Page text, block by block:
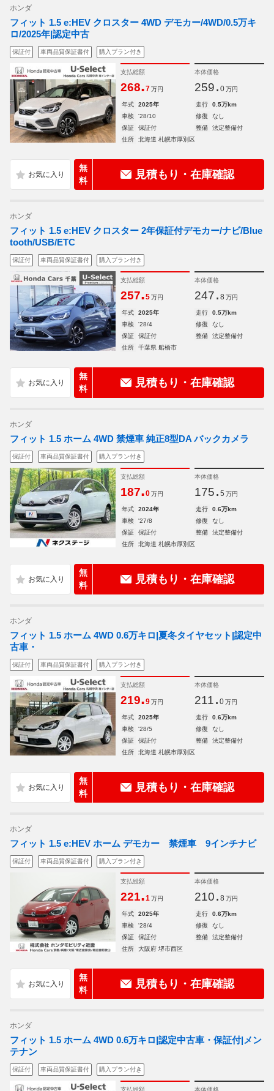
ホンダ
フィット 1.5 e:HEV クロスター 4WD デモカー/4WD/0.5万キ
ロ/2025年|認定中古
保証付 車両品質保証書付 購入プラン付き
支払総額
268.7 万円
本体価格
259. 0 万円
年式 2025年 走行
0.5万km
車検
'28/10 修復
なし
保証
保証付 整備
法定整備付
住所
北海道 札幌市厚別区
無
料
見積もり・在庫確認
ホンダ
フィット 1.5 e:HEV クロスター 2年保証付デモカー/ナビ/Blue
tooth/USB/ETC
保証付 車両品質保証書付 購入プラン付き
支払総額
257.5 万円
本体価格
247. 8 万円
年式 2025年 走行
0.5万km
車検
'28/4 修復
なし
保証
保証付 整備
法定整備付
住所
千葉県 船橋市
無
料
見積もり・在庫確認
ホンダ
フィット 1.5 ホーム 4WD 禁煙車 純正8型DA バックカメラ
保証付 車両品質保証書付 購入プラン付き
支払総額
187.0 万円
本体価格
175. 5 万円
年式 2024年 走行
0.6万km
車検
'27/8 修復
なし
保証
保証付 整備
法定整備付
住所
北海道 札幌市厚別区
無
料
見積もり・在庫確認
ホンダ
フィット 1.5 ホーム 4WD 0.6万キロ|夏冬タイヤセット|認定中
古車・
保証付 車両品質保証書付 購入プラン付き
支払総額
219.9 万円
本体価格
211. 0 万円
年式 2025年 走行
0.6万km
車検
'28/5 修復
なし
保証
保証付 整備
法定整備付
住所
北海道 札幌市厚別区
無
料
見積もり・在庫確認
ホンダ
フィット 1.5 e:HEV ホーム デモカー 禁煙車 9インチナビ
保証付 車両品質保証書付 購入プラン付き
支払総額
221.1 万円
本体価格
210. 8 万円
年式 2025年 走行
0.6万km
車検
'28/4 修復
なし
保証
保証付 整備
法定整備付
住所
大阪府 堺市西区
無
料
見積もり・在庫確認
ホンダ
フィット 1.5 ホーム 4WD 0.6万キロ|認定中古車・保証付|メン
テナン
保証付 車両品質保証書付 購入プラン付き
支払総額 本体価格